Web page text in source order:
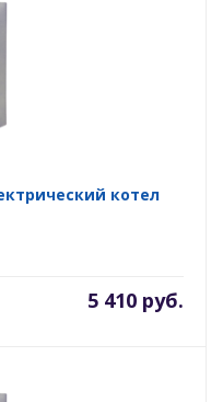
котел
5 410 руб.